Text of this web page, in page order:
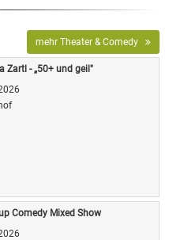
mehr Theater & Comedy
Zartl - „50+ und geil"
Comedy Mixed Show